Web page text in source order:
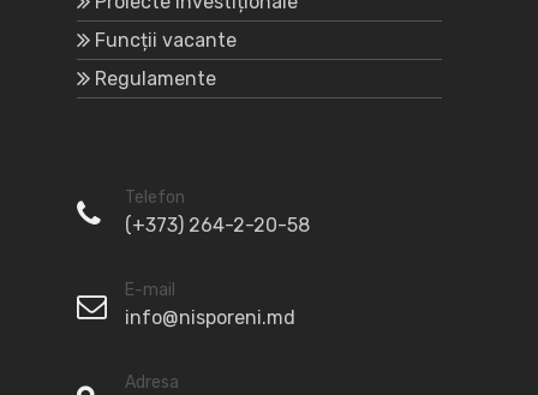
Funcții vacante
Regulamente
Telefon
(+373) 264-2-20-58
E-mail
info@nisporeni.md
Adresa